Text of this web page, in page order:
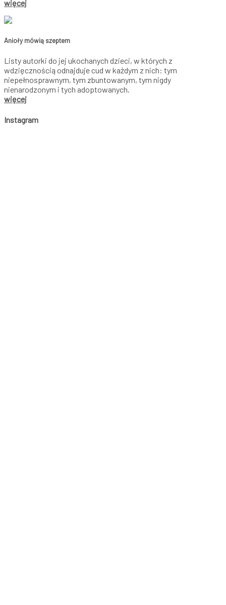
więcej
Anioły mówią szeptem
Listy autorki do jej ukochanych dzieci, w których z
wdzięcznością odnajduje cud w każdym z nich: tym
niepełnosprawnym, tym zbuntowanym, tym nigdy
nienarodzonym i tych adoptowanych.
więcej
Instagram